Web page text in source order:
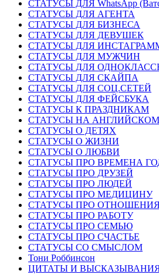
СТАТУСЫ ДЛЯ WhatsApp
СТАТУСЫ ДЛЯ АГЕНТА
СТАТУСЫ ДЛЯ БИЗНЕСА
СТАТУСЫ ДЛЯ ДЕВУШЕК
СТАТУСЫ ДЛЯ
СТАТУСЫ ДЛЯ МУЖЧИН
СТАТУСЫ ДЛЯ
СТАТУСЫ ДЛЯ СКАЙПА
СТАТУСЫ ДЛЯ СОЦ.СЕТЕЙ
СТАТУСЫ ДЛЯ ФЕЙСБУКА
СТАТУСЫ К ПРАЗДНИКАМ
СТАТУСЫ НА АНГЛИЙСКОМ
СТАТУСЫ О ДЕТЯХ
СТАТУСЫ О ЖИЗНИ
СТАТУСЫ О ЛЮБВИ
СТАТУСЫ ПРО ВРЕМЕНА
СТАТУСЫ ПРО ДРУЗЕЙ
СТАТУСЫ ПРО ЛЮДЕЙ
СТАТУСЫ ПРО МЕДИЦИНУ
СТАТУСЫ ПРО
СТАТУСЫ ПРО РАБОТУ
СТАТУСЫ ПРО СЕМЬЮ
СТАТУСЫ ПРО СЧАСТЬЕ
СТАТУСЫ СО СМЫСЛОМ
Тони Роббинсон
ЦИТАТЫ И